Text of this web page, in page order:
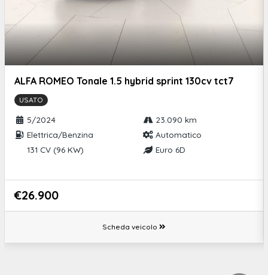
ALFA ROMEO Tonale 1.5 hybrid sprint 130cv tct7
USATO
5/2024
23.090 km
Elettrica/Benzina
Automatico
131 CV (96 KW)
Euro 6D
€26.900
Scheda veicolo